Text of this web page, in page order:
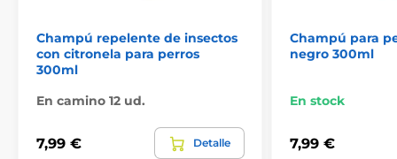
Propiedades anti encrespamiento y restauradoras
Hidrata y protege
Color: naranja
MODO DE EMPLEO
Champú repelente de insectos
con citronela para perros
300ml
En camino 12 ud.
7,99 € Detalle
Champú para
negro 300ml
En stock
7,99 €